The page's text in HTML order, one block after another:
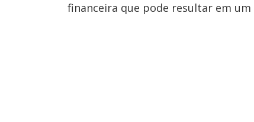
financeira que pode resultar em um